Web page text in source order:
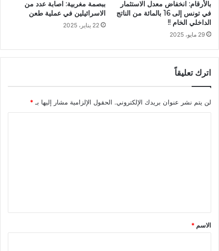
بالأرقام: انخفاض معدل الاستثمار
في تونس إلى 16 بالمائة من الناتج
الداخلي الخام !!
29 مايو، 2025
ببصمة مغربية: اصابة عدد من
الاسرائيلين في عملية طعن
22 يناير، 2025
اترك تعليقاً
لن يتم نشر عنوان بريدك الإلكتروني. الحقول الإلزامية مشار إليها بـ*
*
الاسم *